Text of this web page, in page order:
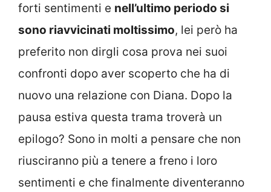
forti sentimenti e nell’ultimo periodo si
sono riavvicinati moltissimo, lei però ha
preferito non dirgli cosa prova nei suoi
confronti dopo aver scoperto che ha di
nuovo una relazione con Diana. Dopo la
pausa estiva questa trama troverà un
epilogo? Sono in molti a pensare che non
riusciranno più a tenere a freno i loro
sentimenti e che finalmente diventeranno